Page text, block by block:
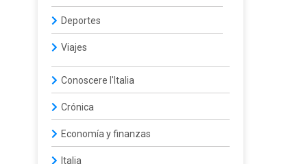
Deportes
Viajes
Conoscere l'Italia
Crónica
Economía y finanzas
Italia